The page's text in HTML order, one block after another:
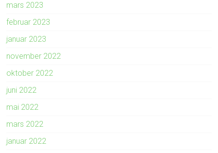
mars 2023
februar 2023
januar 2023
november 2022
oktober 2022
juni 2022
mai 2022
mars 2022
januar 2022